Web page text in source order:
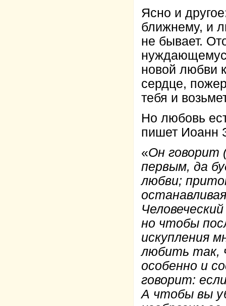
Ясно и
ближнему, и
не бывает.
новой любви
сердце,
тебя и
Но любовь
пишет Иоанн
«Он говорит
первым, да
любви;
но чтобы
искупления
любить так,
особенно и
говорит:
А чтобы вы